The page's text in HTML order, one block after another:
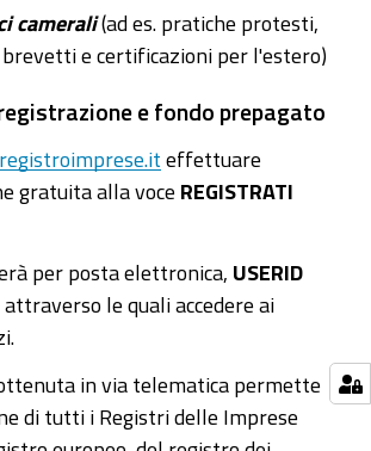
camerali(ad es. pratiche protesti,
brevetti e certificazioni per l'estero)
e fondo prepagato
effettuare
gratuita alla voce REGISTRATI
per posta elettronica, USERID
attraverso le quali accedere ai
in via telematica permette
di tutti i Registri delle Imprese